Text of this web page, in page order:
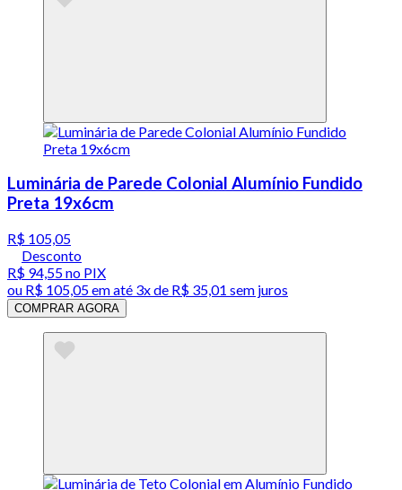
Luminária de Parede Colonial Alumínio Fundido
Preta 19x6cm
R$ 105,05
Desconto
R$ 94,55no PIX
ou R$ 105,05em até 3x de R$ 35,01 sem juros
COMPRAR AGORA